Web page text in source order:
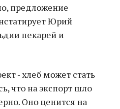
предложение
Юрий
пекарей и
- хлеб может стать
что на экспорт шло
Оно ценится на